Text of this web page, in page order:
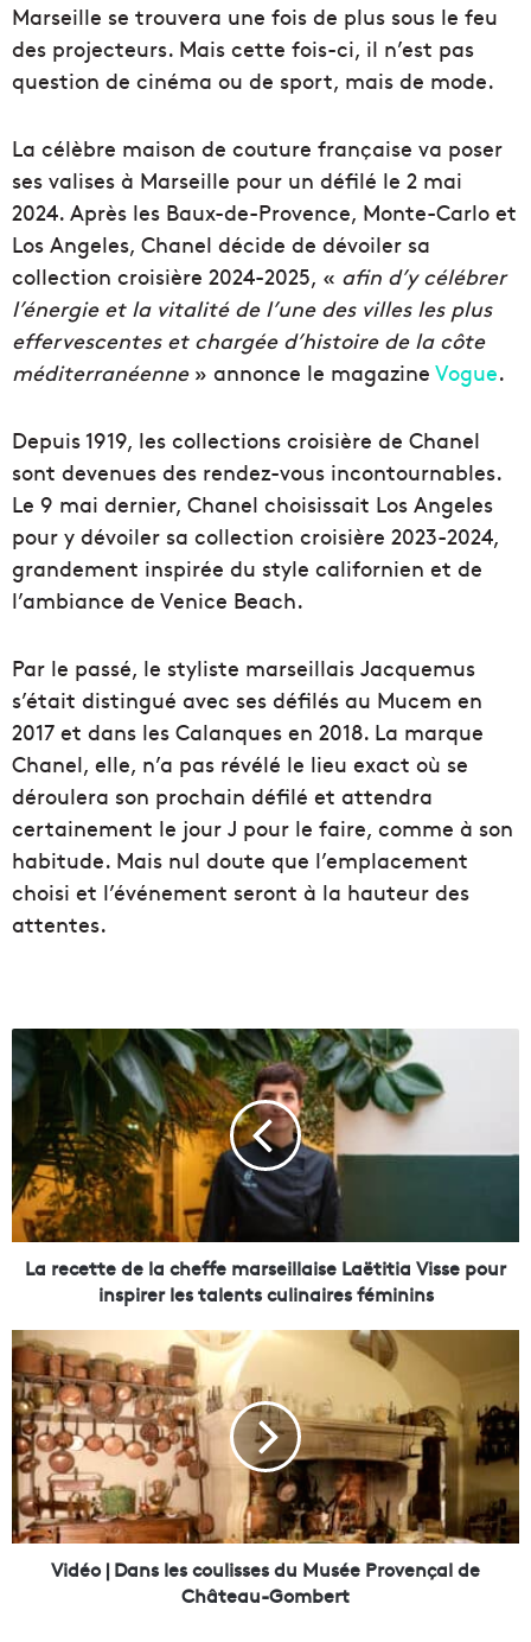
Marseille se trouvera une fois de plus sous le feu
des projecteurs. Mais cette fois-ci, il n’est pas
question de cinéma ou de sport, mais de mode.
La célèbre maison de couture française va poser
ses valises à Marseille pour un défilé le 2 mai
2024. Après les Baux-de-Provence, Monte-Carlo et
Los Angeles, Chanel décide de dévoiler sa
collection croisière 2024-2025, « afin d’y célébrer
l’énergie et la vitalité de l’une des villes les plus
effervescentes et chargée d’histoire de la côte
méditerranéenne» annonce le magazine Vogue.
Depuis 1919, les collections croisière de Chanel
sont devenues des rendez-vous incontournables.
Le 9 mai dernier, Chanel choisissait Los Angeles
pour y dévoiler sa collection croisière 2023-2024,
grandement inspirée du style californien et de
l’ambiance de Venice Beach.
Par le passé, le styliste marseillais Jacquemus
s’était distingué avec ses défilés au Mucem en
2017 et dans les Calanques en 2018. La marque
Chanel, elle, n’a pas révélé le lieu exact où se
déroulera son prochain défilé et attendra
certainement le jour J pour le faire, comme à son
habitude. Mais nul doute que l’emplacement
choisi et l’événement seront à la hauteur des
attentes.
a
r
e
c
e
t
t
e
a
c
h
e
f
f
m
a
La recette de la cheffe marseillaise Laëtitia Visse pour
inspirer les talents culinaires féminins
V
i
d
é
o
D
a
n
Vidéo | Dans les coulisses du Musée Provençal de
Château-Gombert